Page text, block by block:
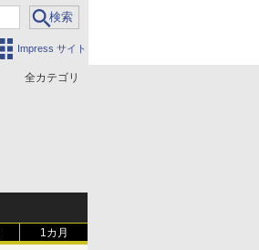
Impress サイト
全カテゴリ
1カ月